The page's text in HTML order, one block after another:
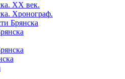
XX век.
Хронограф.
Брянска